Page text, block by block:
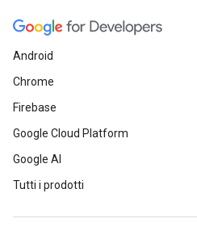
Android
Chrome
Firebase
Google Cloud Platform
Google AI
Tutti i prodotti